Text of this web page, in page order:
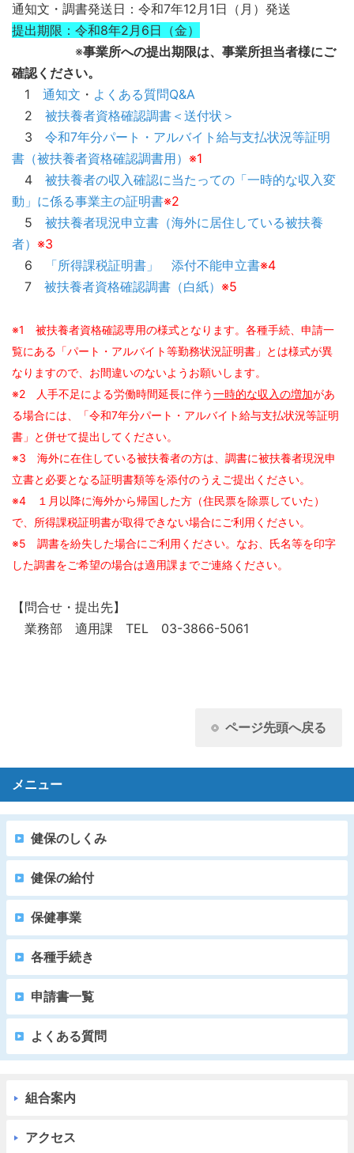
通知文・調書発送日：令和7年12月1日（月）発送
提出期限：令和8年2月6日（金）
※事業所への提出期限は、事業所担当者様にご
確認ください。
1 通知文 ・ よくある質問Q&A
2 被扶養者資格確認調書＜送付状＞
3 令和7年分パート・アルバイト給与支払状況等証明
書（被扶養者資格確認調書用） ※1
4 被扶養者の収入確認に当たっての「一時的な収入変
動」に係る事業主の証明書※2
5
被扶養者現況申立書（海外に居住している被扶養
者） ※3
6
「所得課税証明書」 添付不能申立書※4
7 被扶養者資格確認調書（白紙） ※5
※1 被扶養者資格確認専用の様式となります。各種手続、申請一
覧にある「パート・アルバイト等勤務状況証明書」とは様式が異
なりますので、 お間違いのないようお願いします。
※2 人手不足による労働時間延長に伴う一時的な収入の増加があ
る場合には、「令和7年分パート・アルバイト給与支払状況等証明
書」と併せて提出してください。
※3 海外に在住している被扶養者の方は、調書に被扶養者現況申
立書と必要となる証明書類等を添付のうえご提出ください。
※4 １月以降に海外から帰国した方（住民票を除票していた）
で、所得課税証明書が取得できない場合にご利用ください。
※5 調書を紛失した場合にご利用ください。なお、氏名等を印字
した調書をご希望の場合は適用課までご連絡ください。
【問合せ・提出先】
業務部 適用課 TEL 03-3866-5061
ページ先頭へ戻る
メニュー
健保のしくみ
健保の給付
保健事業
各種手続き
申請書一覧
よくある質問
組合案内
アクセス